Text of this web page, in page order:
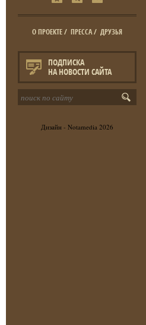
О ПРОЕКТЕ/ ПРЕССА/ ДРУЗЬЯ
ПОДПИСКА
НА НОВОСТИ САЙТА
Дизайн - Notamedia 2026